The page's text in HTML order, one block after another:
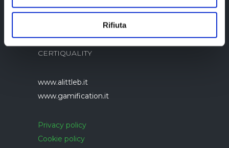
Rifiuta
Azienda con sistema di gestione qualità
UNI EN ISO 9001:2015 certificato da
CERTIQUALITY
www.alittleb.it
www.gamification.it
Privacy policy
Cookie policy